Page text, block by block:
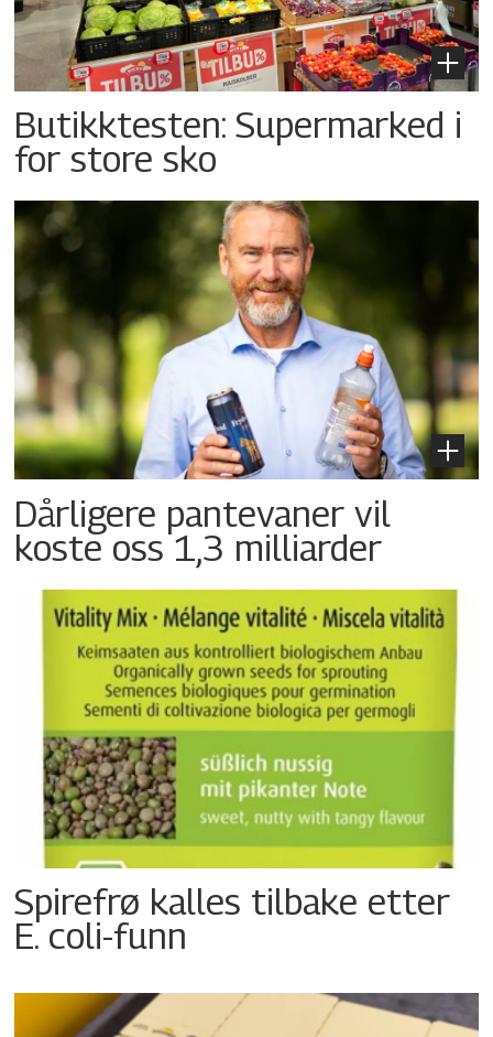
Butikktesten: Supermarked i
for store sko
Dårligere pantevaner vil
koste oss 1,3 milliarder
Spirefrø kalles tilbake etter
E. coli-funn